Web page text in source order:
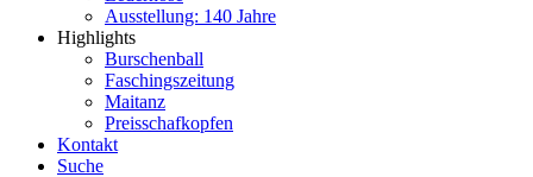
Ausstellung: 140 Jahre
Highlights
Burschenball
Faschingszeitung
Maitanz
Preisschafkopfen
Kontakt
Suche